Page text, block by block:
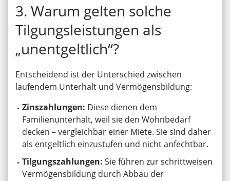
3. Warum gelten solche
Tilgungsleistungen als
„unentgeltlich“?
Entscheidend ist der Unterschied zwischen
laufendem Unterhalt und Vermögensbildung:
Zinszahlungen: Diese dienen dem
Familienunterhalt, weil sie den Wohnbedarf
decken – vergleichbar einer Miete. Sie sind daher
als entgeltlich einzustufen und nicht anfechtbar.
Tilgungszahlungen: Sie führen zur schrittweisen
Vermögensbildung durch Abbau der